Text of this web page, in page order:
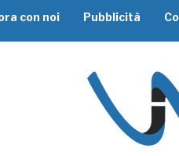
con noi Pubblicità